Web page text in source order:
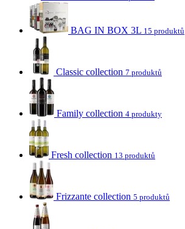
BAG IN BOX 3L 15 produktů
Classic collection 7 produktů
Family collection 4 produkty
Fresh collection 13 produktů
Frizzante collection 5 produktů